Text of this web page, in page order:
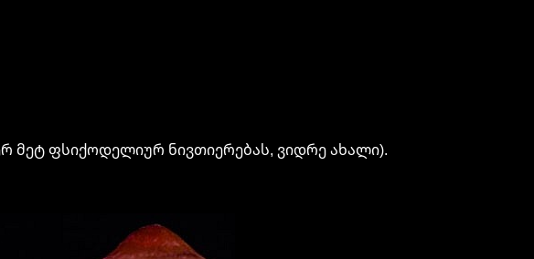
მეტ ფსიქოდელიურ ნივთიერებას, ვიდრე ახალი).